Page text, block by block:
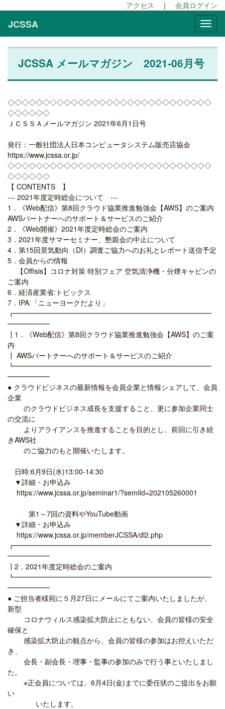
アクセス ｜ 会員ログイン
JCSSA
JCSSA メールマガジン 2021-06月号
◇◇◇◇◇◇◇◇◇◇◇◇◇◇◇◇◇◇◇◇◇◇◇◇◇◇◇◇◇
◇◇◇◇◇◇
ＪＣＳＳＡメールマガジン 2021年6月1日号
発行：一般社団法人日本コンピュータシステム販売店協会
https://www.jcssa.or.jp/
◇◇◇◇◇◇◇◇◇◇◇◇◇◇◇◇◇◇◇◇◇◇◇◇◇◇◇◇◇
◇◇◇◇◇◇
【 CONTENTS 】
--- 2021年度定時総会について ---
1．《Web配信》第8回クラウド協業推進勉強会【AWS】のご案内
AWSパートナーへのサポート＆サービスのご紹介
2．《Web開催》2021年度定時総会のご案内
3．2021年度サマーセミナー、懇親会の中止について
4．第15回景気動向（DI）調査ご協力へのお礼とレポート送信予定
5．会員からの情報
【Offisis】コロナ対策 特別フェア 空気清浄機・分煙キャビンの
ご案内
6．経済産業省:トピックス
7．IPA:「ニューヨークだより」
┏━━━━━━━━━━━━━━━━━━━━━━━━━━━━
━━━━━━
┃1．《Web配信》第8回クラウド協業推進勉強会【AWS】のご案
内
┃ AWSパートナーへのサポート＆サービスのご紹介
┗━━━━━━━━━━━━━━━━━━━━━━━━━━━━
━━━━━━
● クラウドビジネスの最新情報を会員企業と情報シェアして、会員
企業
のクラウドビジネス成長を支援すること、更に参加企業同士
の交流に
よりアライアンスを推進することを目的とし、前回に引き続
きAWS社
のご協力のもと開催いたします。
日時:6月9日(水)13:00-14:30
▼詳細・お申込み
https://www.jcssa.or.jp/seminar1/?semiId=202105260001
第1～7回の資料やYouTube動画
▼詳細・お申込み
https://www.jcssa.or.jp/memberJCSSA/dl2.php
┏━━━━━━━━━━━━━━━━━━━━━━━━━━━━
━━━━━━
┃2．2021年度定時総会のご案内
┗━━━━━━━━━━━━━━━━━━━━━━━━━━━━
━━━━━━
● ご担当者様宛に５月27日にメールにてご案内いたしましたが、
新型
コロナウィルス感染拡大防止にともない、会員の皆様の安全
確保と
感染拡大防止の観点から、会員の皆様の参加はお控えいただ
き、
会長・副会長・理事・監事の参加のみで行う事といたしまし
た。
※正会員については、6月4日(金)までに委任状のご提出をお願
い
いたします。